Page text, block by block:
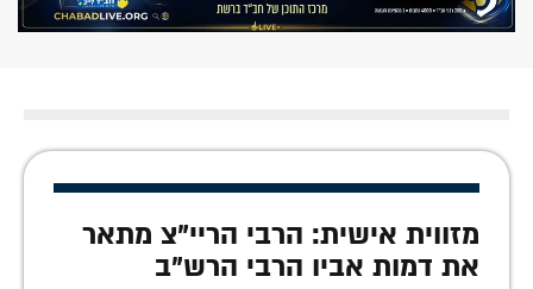
מזווית אישית: הרבי הריי"צ מתאר
את דמות אביו הרבי הרש"ב